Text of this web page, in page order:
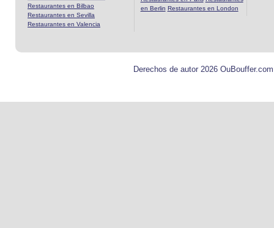
Restaurantes en Bilbao
Restaurantes en Sevilla
Restaurantes en Valencia
en Berlin Restaurantes en London
Derechos de autor 2026